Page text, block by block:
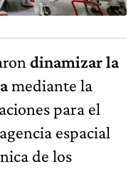
dinamizar la
mediante la
para el
espacial
de los